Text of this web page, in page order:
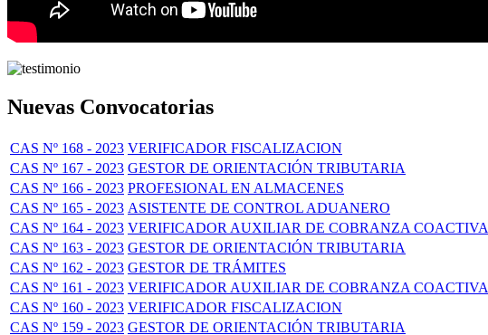
Nuevas Convocatorias
CAS Nº 168 - 2023 VERIFICADOR FISCALIZACION
CAS Nº 167 - 2023 GESTOR DE ORIENTACIÓN TRIBUTARIA
CAS Nº 166 - 2023 PROFESIONAL EN ALMACENES
CAS Nº 165 - 2023 ASISTENTE DE CONTROL ADUANERO
CAS Nº 164 - 2023 VERIFICADOR AUXILIAR DE COBRANZA COACTIVA
CAS Nº 163 - 2023 GESTOR DE ORIENTACIÓN TRIBUTARIA
CAS Nº 162 - 2023 GESTOR DE TRÁMITES
CAS Nº 161 - 2023 VERIFICADOR AUXILIAR DE COBRANZA COACTIVA
CAS Nº 160 - 2023 VERIFICADOR FISCALIZACION
CAS Nº 159 - 2023 GESTOR DE ORIENTACIÓN TRIBUTARIA